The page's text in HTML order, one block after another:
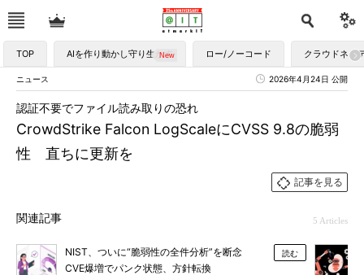
TOP AIを作り動かし守り生かす ロー/ノーコード クラウドネイ
ニュース 2026年4月24日 公開
CrowdStrike Falcon LogScaleにCVSS 9.8の脆弱
性 直ちに更新を
認証不要でファイル読み取りの恐れ
記事を見る
関連記事 5 Articles
NIST、ついに“脆弱性の全件分析”を断念
CVE爆増でパンク状態、方針転換
読む